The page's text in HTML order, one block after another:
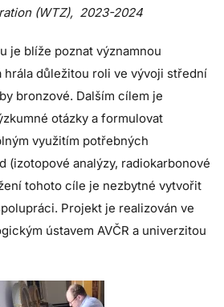
(WTZ), 2023-2024
je blíže poznat významnou
důležitou roli ve vývoji střední
bronzové. Dalším cílem je
otázky a formulovat
využitím potřebných
(izotopové analýzy, radiokarbonové
tohoto cíle je nezbytné vytvořit
Projekt je realizován ve
ústavem AVČR a univerzitou